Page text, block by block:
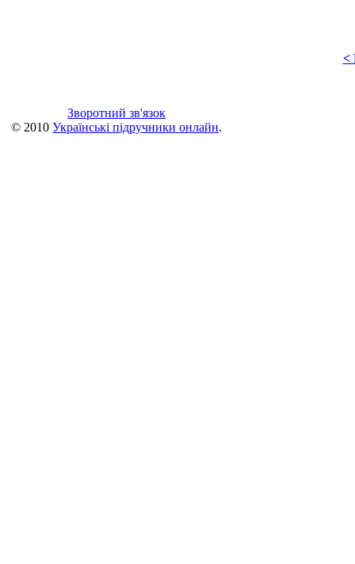
<
Зворотний зв'язок
© 2010 Українські підручники онлайн.